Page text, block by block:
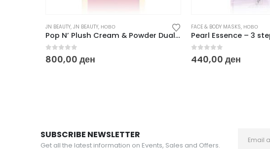
JN BEAUTY, JN BEAUTY, НОВО
Pop N’ Plush Cream & Powder Dual Blush 8 g
0 out of 5
800,00 ден
FACE & BODY MASKS, НОВО
out of 5
440,00 ден
SUBSCRIBE NEWSLETTER
Get all the latest information on Events, Sales and Offers.